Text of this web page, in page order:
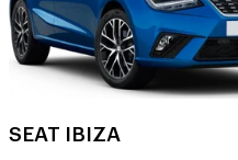
SEAT IBIZA